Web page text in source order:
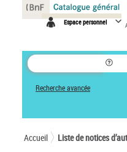
Espace personnel
Recherche avancée
Accueil Liste de notices
Panneau de gestion des cookies